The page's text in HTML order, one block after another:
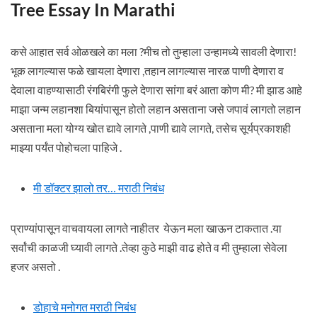
Tree Essay In Marathi
कसे आहात सर्व ओळखले का मला ?मीच तो तुम्हाला उन्हामध्ये सावली देणारा!
भूक लागल्यास फळे खायला देणारा ,तहान लागल्यास नारळ पाणी देणारा व
देवाला वाहण्यासाठी रंगबिरंगी फुले देणारा सांगा बरं आता कोण मी? मी झाड आहे
माझा जन्म लहानशा बियांपासून होतो लहान असताना जसे जपावं लागतो लहान
असताना मला योग्य खोत द्यावे लागते ,पाणी द्यावे लागते, तसेच सूर्यप्रकाशही
माझ्या पर्यंत पोहोचला पाहिजे .
मी डॉक्टर झालो तर… मराठी निबंध
प्राण्यांपासून वाचवायला लागते नाहीतर येऊन मला खाऊन टाकतात .या
सर्वांची काळजी घ्यावी लागते .तेव्हा कुठे माझी वाढ होते व मी तुम्हाला सेवेला
हजर असतो .
डोहाचे मनोगत मराठी निबंध